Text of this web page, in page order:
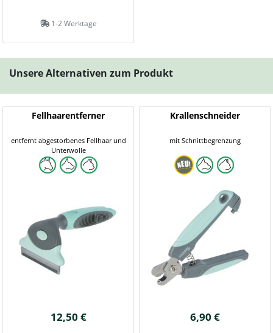
1-2 Werktage
Unsere Alternativen zum Produkt
Fellhaarentferner
entfernt abgestorbenes Fellhaar und
Unterwolle
12,50 €
Krallenschneider
mit Schnittbegrenzung
6,90 €